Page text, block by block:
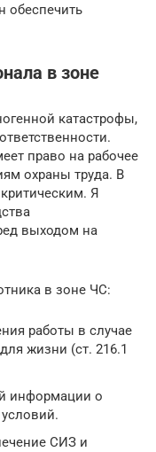
обеспечить
в зоне
катастрофы,
право на рабочее
охраны труда. В
Я
выходом на
в зоне ЧС:
работы в случае
жизни (ст. 216.1
информации о
СИЗ и